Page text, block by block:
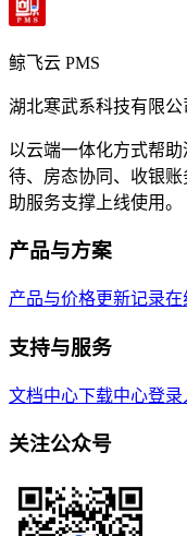
鲸飞云 PMS
湖北寒武系科技有限公
以云端一体化方式帮
待、房态协同、收银
助服务支撑上线使用。
产品与方案
产品与价格更新记录在
支持与服务
文档中心下载中心登录
关注公众号